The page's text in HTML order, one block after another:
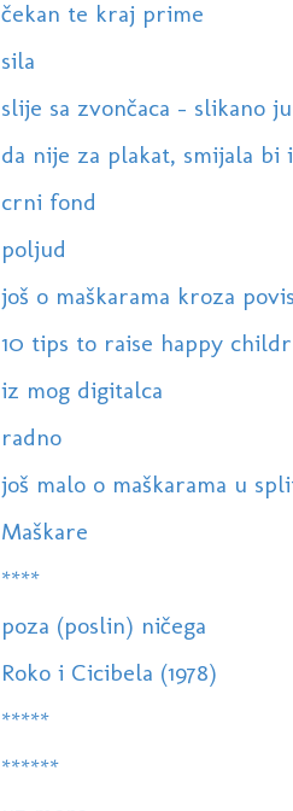
čekan te kraj prime
sila
slije sa zvončaca - slikano
da nije za plakat, smijala bi
crni fond
poljud
još o maškarama kroza
10 tips to raise happy
iz mog digitalca
radno
još malo o maškarama u
Maškare
****
poza (poslin) ničega
Roko i Cicibela (1978)
*****
******